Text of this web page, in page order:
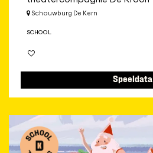
Schouwburg De Kern
SCHOOL
Speeldata